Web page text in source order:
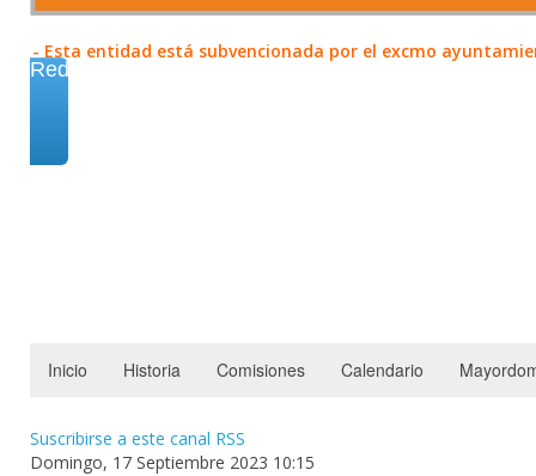
- Esta entidad está subvencionada por el excmo
Redes
Inicio Historia Comisiones Calendario
Suscribirse a este canal RSS
Domingo, 17 Septiembre 2023 10:15